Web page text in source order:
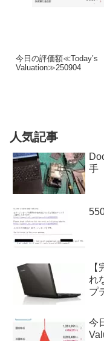
今日の評価額≪Today’s
Valuation≫250904
人気記事
手
れ
プ
今